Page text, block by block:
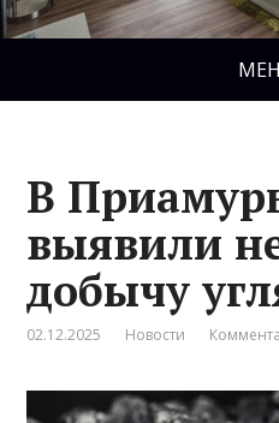
В
выявили
добычу
02.12.2025 Новости